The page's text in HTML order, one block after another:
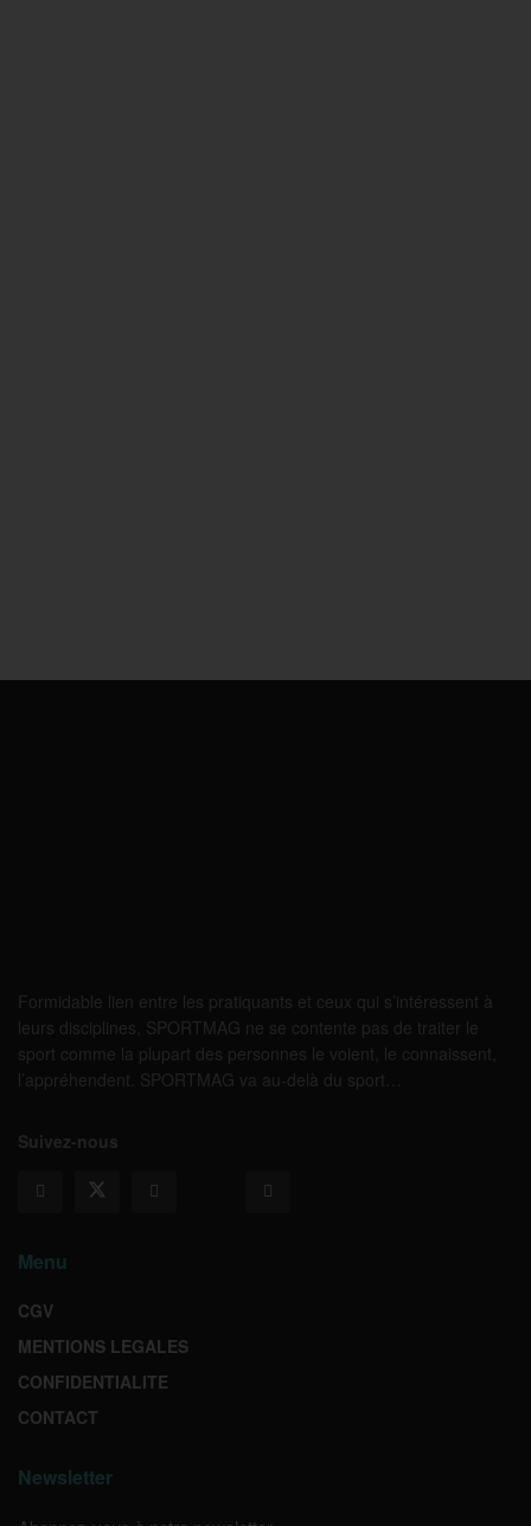
Formidable lien entre les pratiquants et ceux qui s’intéressent à
leurs disciplines, SPORTMAG ne se contente pas de traiter le
sport comme la plupart des personnes le voient, le connaissent,
l’appréhendent. SPORTMAG va au-delà du sport…
Suivez-nous
Menu
CGV
MENTIONS LEGALES
CONFIDENTIALITE
CONTACT
Newsletter